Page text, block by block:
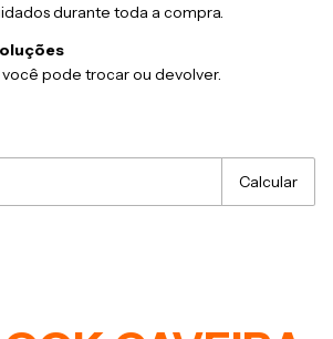
durante toda a compra.
você pode trocar ou devolver.
Calcular